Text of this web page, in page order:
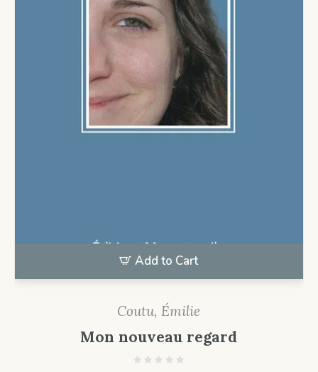
Add to Cart
Coutu, Émilie
Mon nouveau regard